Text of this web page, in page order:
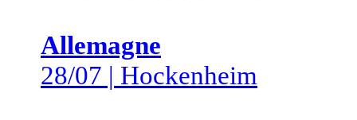
Allemagne
28/07 | Hockenheim